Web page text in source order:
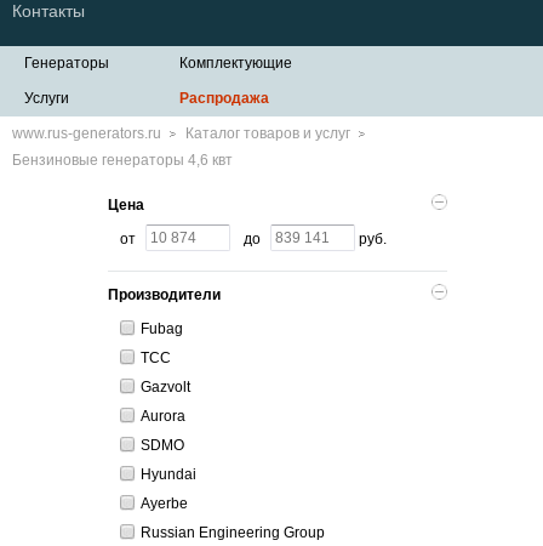
Контакты
Генераторы Комплектующие
Услуги Распродажа
www.rus-generators.ru
Каталог товаров и услуг
Бензиновые генераторы 4,6 квт
Цена
от до руб.
Производители
Fubag
ТСС
Gazvolt
Aurora
SDMO
Hyundai
Ayerbe
Russian Engineering Group